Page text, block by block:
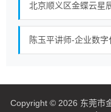
北京顺义区金蝶云星
陈玉平讲师-企业数
Copyright © 2026 东莞市